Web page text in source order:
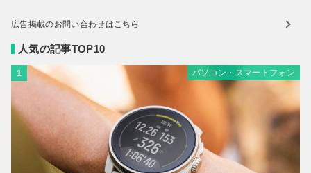
広告掲載のお問い合わせはこちら
人気の記事TOP10
1 パソコン・スマートフォン